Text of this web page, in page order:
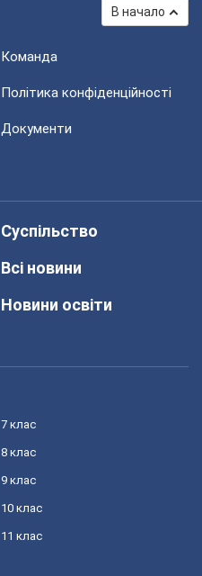
В начало
Команда
Політика конфіденційності
Документи
Суспільство
Всі новини
Новини освіти
7 клас
8 клас
9 клас
10 клас
11 клас